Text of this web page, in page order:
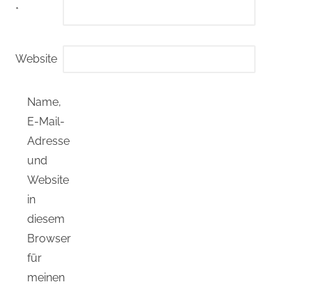
*
Website
Name,
E-Mail-
Adresse
und
Website
in
diesem
Browser
für
meinen